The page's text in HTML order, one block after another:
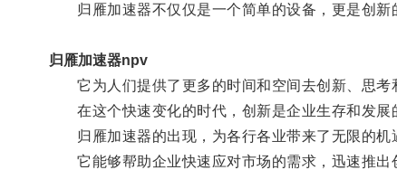
归雁加速器不仅仅是一个简单的设备，更是创新
归雁加速器npv
它为人们提供了更多的时间和空间去创新、思考
在这个快速变化的时代，创新是企业生存和发展
归雁加速器的出现，为各行各业带来了无限的机
它能够帮助企业快速应对市场的需求，迅速推出